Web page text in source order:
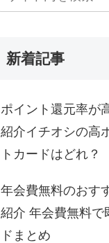
新着記事
ポイント還元率が
紹介イチオシの高
トカードはどれ？
年会費無料のおす
紹介 年会費無料で
ドまとめ